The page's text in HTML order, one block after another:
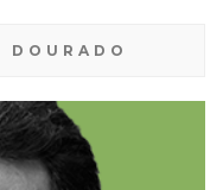
DOURADO